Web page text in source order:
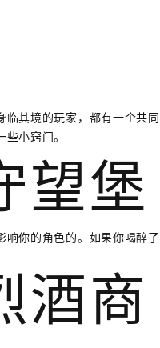
其境的玩家，都有一个共同
小窍门。
望堡
你的角色的。如果你喝醉
酒商